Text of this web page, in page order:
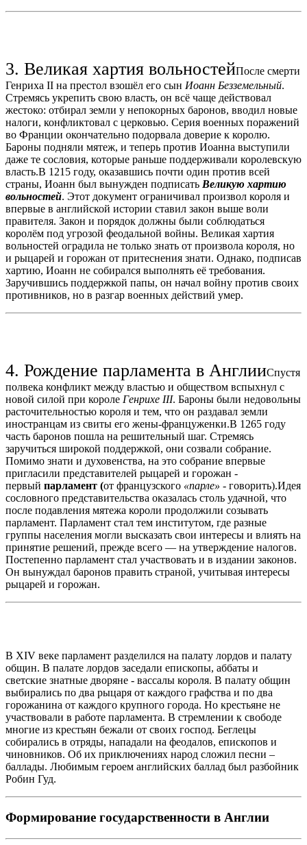
3. Великая хартия вольностейПосле смерти
Генриха II на престол взошёл его сын Иоанн Безземельный.
Стремясь укрепить свою власть, он всё чаще действовал
жестоко: отбирал земли у непокорных баронов, вводил новые
налоги, конфликтовал с церковью. Серия военных поражений
во Франции окончательно подорвала доверие к королю.
Бароны подняли мятеж, и теперь против Иоанна выступили
даже те сословия, которые раньше поддерживали королевскую
власть.В 1215 году, оказавшись почти один против всей
страны, Иоанн был вынужден подписать Великую хартию
вольностей. Этот документ ограничивал произвол короля и
впервые в английской истории ставил закон выше воли
правителя. Закон и порядок должны были соблюдаться
королём под угрозой феодальной войны. Великая хартия
вольностей оградила не только знать от произвола короля, но
и рыцарей и горожан от притеснения знати. Однако, подписав
хартию, Иоанн не собирался выполнять её требования.
Заручившись поддержкой папы, он начал войну против своих
противников, но в разгар военных действий умер.
4. Рождение парламента в АнглииСпустя
полвека конфликт между властью и обществом вспыхнул с
новой силой при короле Генрихе III. Бароны были недовольны
расточительностью короля и тем, что он раздавал земли
иностранцам из свиты его жены-француженки.В 1265 году
часть баронов пошла на решительный шаг. Стремясь
заручиться широкой поддержкой, они созвали собрание.
Помимо знати и духовенства, на это собрание впервые
пригласили представителей рыцарей и горожан -
первый парламент (от французского «парле» - говорить).Идея
сословного представительства оказалась столь удачной, что
после подавления мятежа короли продолжили созывать
парламент. Парламент стал тем институтом, где разные
группы населения могли высказать свои интересы и влиять на
принятие решений, прежде всего — на утверждение налогов.
Постепенно парламент стал участвовать и в издании законов.
Он вынуждал баронов править страной, учитывая интересы
рыцарей и горожан.
В XIV веке парламент разделился на палату лордов и палату
общин. В палате лордов заседали епископы, аббаты и
светские знатные дворяне - вассалы короля. В палату общин
выбирались по два рыцаря от каждого графства и по два
горожанина от каждого крупного города. Но крестьяне не
участвовали в работе парламента. В стремлении к свободе
многие из крестьян бежали от своих господ. Беглецы
собирались в отряды, нападали на феодалов, епископов и
чиновников. Об их приключениях народ сложил песни –
баллады. Любимым героем английских баллад был разбойник
Робин Гуд.
Формирование государственности в Англии